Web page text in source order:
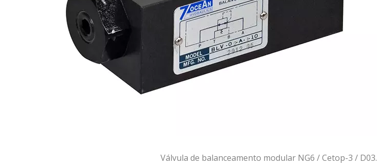
Válvula de balanceamento modular NG6 / Cetop-3 / D03.